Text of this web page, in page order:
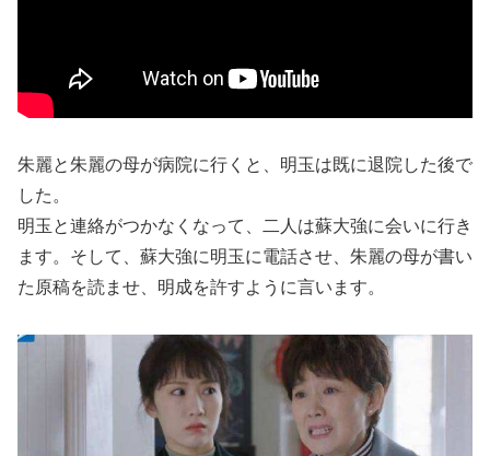
朱麗と朱麗の母が病院に行くと、明玉は既に退院した後で
した。
明玉と連絡がつかなくなって、二人は蘇大強に会いに行き
ます。そして、蘇大強に明玉に電話させ、朱麗の母が書い
た原稿を読ませ、明成を許すように言います。